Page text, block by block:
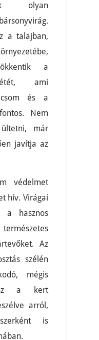
olyan
a talajban,
a
ami
és a
Nem
ültetni, már
javítja az
védelmet
hív. Virágai
a hasznos
Az
szélén
mégis
a kert
arról,
is